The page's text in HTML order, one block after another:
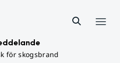
för skogsbrand